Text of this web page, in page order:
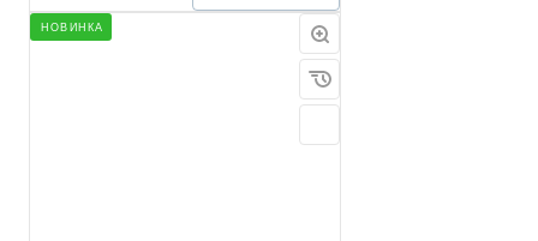
НОВИНКА